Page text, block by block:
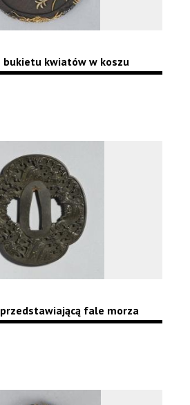
kwiatów w koszu
fale morza